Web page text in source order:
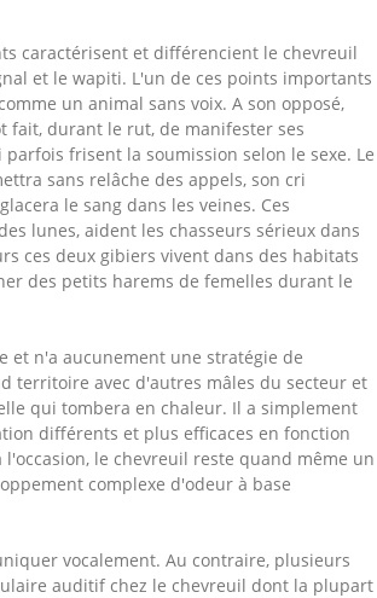
caractérisent et différencient le chevreuil
et le wapiti. L'un de ces points importants
un animal sans voix. A son opposé,
fait, durant le rut, de manifester ses
frisent la soumission selon le sexe. Le
sans relâche des appels, son cri
le sang dans les veines. Ces
lunes, aident les chasseurs sérieux dans
ces deux gibiers vivent dans des habitats
des petits harems de femelles durant le
et n'a aucunement une stratégie de
territoire avec d'autres mâles du secteur et
qui tombera en chaleur. Il a simplement
différents et plus efficaces en fonction
le chevreuil reste quand même un
complexe d'odeur à base
vocalement. Au contraire, plusieurs
auditif chez le chevreuil dont la plupart